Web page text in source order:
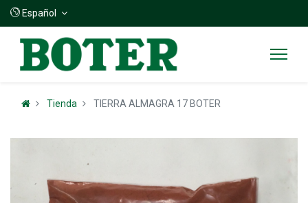
Español
Tienda TIERRA ALMAGRA 17 BOTER